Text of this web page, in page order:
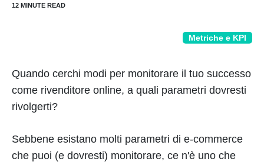
Metriche e KPI
Quando cerchi modi per monitorare il tuo successo
come rivenditore online, a quali parametri dovresti
rivolgerti?
Sebbene esistano molti parametri di e-commerce
che puoi (e dovresti) monitorare, ce n'è uno che